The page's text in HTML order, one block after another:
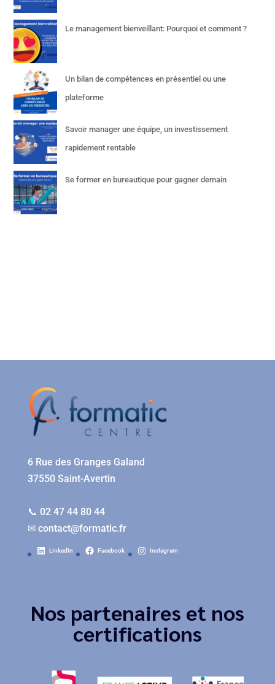
Le management bienveillant: Pourquoi et comment ?
Un bilan de compétences en présentiel ou une
plateforme
Savoir manager une équipe, un investissement
rapidement rentable
Se former en bureautique pour gagner demain
6 Rue des Granges Galand
37550 Saint-Avertin
📞 02 47 44 80 44
✉ contact@formatic.fr
LinkedIn Facebook Instagram
Nos partenaires et nos
certifications